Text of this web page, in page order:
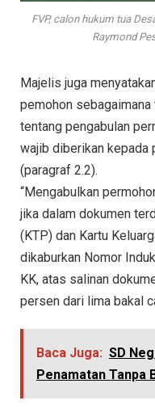
FVP, calon hukum tua
Raymond
Majelis juga
pemohon
tentang pengabulan
wajib diberikan
(paragraf 2.2).
“Mengabulkan
jika dalam dokumen
(KTP) dan Kartu
dikaburkan Nomor
KK, atas salinan
persen dari lima bakal
Baca Juga: SD
Penamatan Tanpa